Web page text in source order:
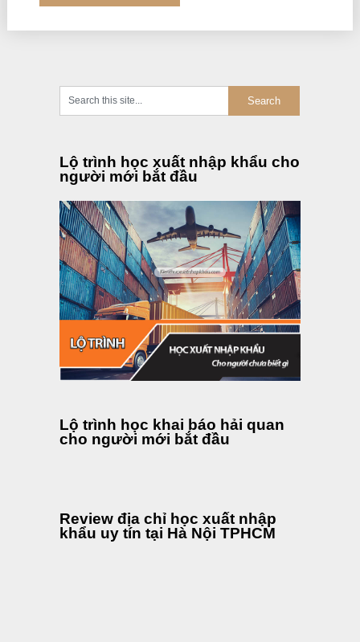
Lộ trình học xuất nhập khẩu cho
người mới bắt đầu
Lộ trình học khai báo hải quan
cho người mới bắt đầu
Review địa chỉ học xuất nhập
khẩu uy tín tại Hà Nội TPHCM